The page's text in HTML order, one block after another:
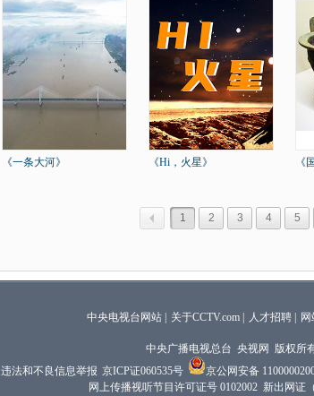
《一条大河》 《Hi，火星》 《
1 2 3 4 5
中央电视台网站 关于CCTV.com 人才招聘
中央广播电视总台 央视网 版权所
违法和不良信息举报 京ICP证060535号 京公网安备
网上传播视听节目许可证号 0102002 新出网证